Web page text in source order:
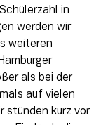
in
werden wir
weiteren
als bei der
auf vielen
stünden kurz vor